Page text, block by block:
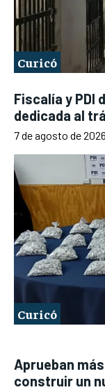
Curicó
Fiscalía y
dedicada al
7 de agosto de 2026
Curicó
Aprueban
construir un